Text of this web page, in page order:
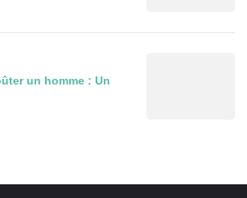
un homme : Un